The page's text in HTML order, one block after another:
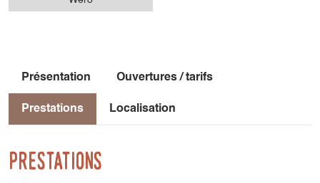
Présentation Ouvertures / tarifs
Prestations Localisation
Prestations